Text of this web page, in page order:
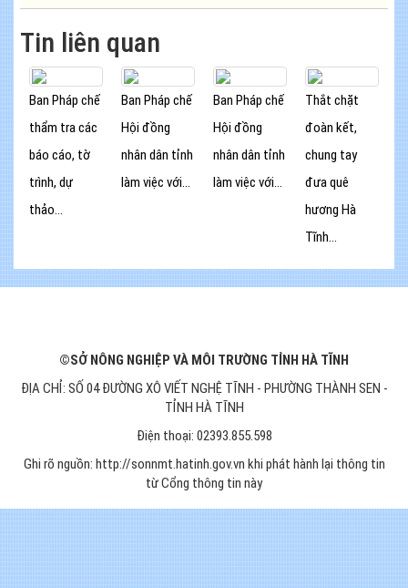
Tin liên quan
Ban Pháp chế
thẩm tra các
báo cáo, tờ
trình, dự
thảo...
Ban Pháp chế
Hội đồng
nhân dân tỉnh
làm việc với...
Ban Pháp chế
Hội đồng
nhân dân tỉnh
làm việc với...
Thắt chặt
đoàn kết,
chung tay
đưa quê
hương Hà
Tĩnh...
©SỞ NÔNG NGHIỆP VÀ MÔI TRƯỜNG TỈNH HÀ TĨNH
ĐỊA CHỈ: SỐ 04 ĐƯỜNG XÔ VIẾT NGHỆ TĨNH - PHƯỜNG THÀNH SEN -
TỈNH HÀ TĨNH
Điện thoại: 02393.855.598
Ghi rõ nguồn: http://sonnmt.hatinh.gov.vn khi phát hành lại thông tin
từ Cổng thông tin này